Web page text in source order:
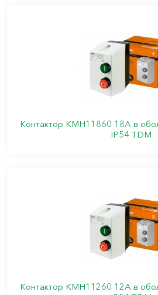
Контактор КМН11860 18А в
IP54 TDM
Контактор КМН11260 12А в